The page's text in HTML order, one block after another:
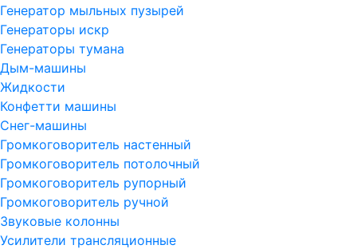
Генератор мыльных пузырей
Генераторы искр
Генераторы тумана
Дым-машины
Жидкости
Конфетти машины
Снег-машины
Громкоговоритель настенный
Громкоговоритель потолочный
Громкоговоритель рупорный
Громкоговоритель ручной
Звуковые колонны
Усилители трансляционные